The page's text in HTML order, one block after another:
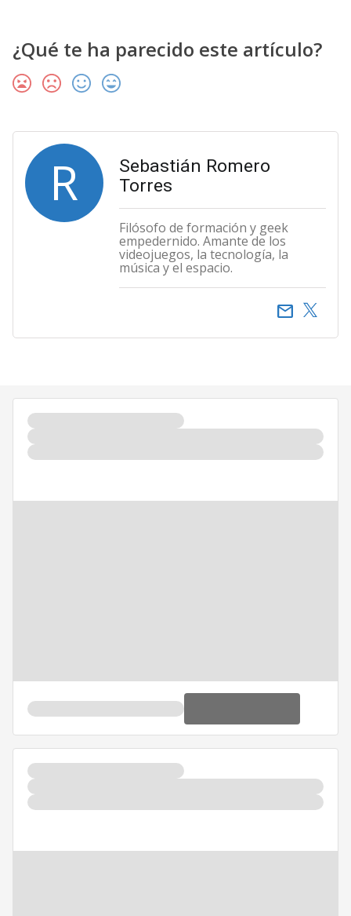
¿Qué te ha parecido este artículo?
R
Sebastián Romero
Torres
Filósofo de formación y geek
empedernido. Amante de los
videojuegos, la tecnología, la
música y el espacio.
email